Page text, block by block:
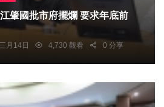
肇國批市府擺爛 要求年底前
月14日 4,730 觀看 0 分享